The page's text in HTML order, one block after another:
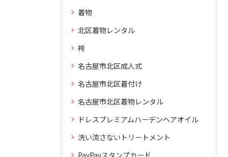
着物
北区着物レンタル
袴
名古屋市北区成人式
名古屋市北区着付け
名古屋市北区着物レンタル
ドレスプレミアムハーデンヘアオイル
洗い流さないトリートメント
PayPayスタンプカード